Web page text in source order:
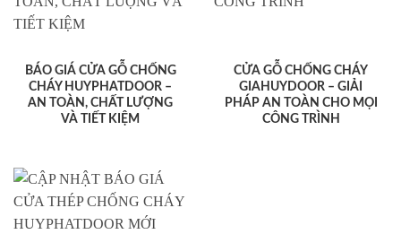
BÁO GIÁ CỬA GỖ CHỐNG
CHÁY HUYPHATDOOR –
AN TOÀN, CHẤT LƯỢNG
VÀ TIẾT KIỆM
CỬA GỖ CHỐNG CHÁY
GIAHUYDOOR – GIẢI
PHÁP AN TOÀN CHO MỌI
CÔNG TRÌNH